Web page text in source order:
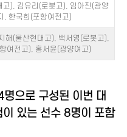
고), 김유리(로봇고), 임아진(광양
, 한국희(포항여전고)
해(울산현대고), 백서영(로봇고),
여전고), 홍서윤(광양여고)
으로 구성된 이번 대
있는 선수 8명이 포함